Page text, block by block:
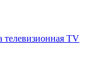
телевизионная TV